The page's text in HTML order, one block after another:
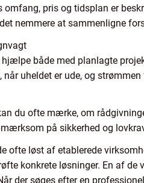
omfang, pris og tidsplan er
nemmere at sammenligne
både med planlagte
uheldet er ude, og
du ofte mærke, om
på sikkerhed og
ofte løst af etablerede
konkrete løsninger. En af
der søges efter en